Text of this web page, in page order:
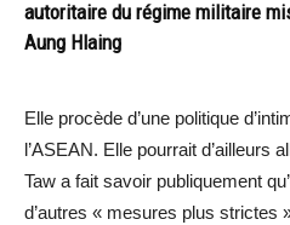
autoritaire du régime militaire
Aung Hlaing
Elle procède d’une politique
l’ASEAN. Elle pourrait d’ailleurs
Taw a fait savoir publiquement
d’autres « mesures plus strictes